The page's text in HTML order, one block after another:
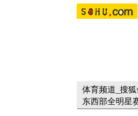
体育频道_搜
东西部全明星